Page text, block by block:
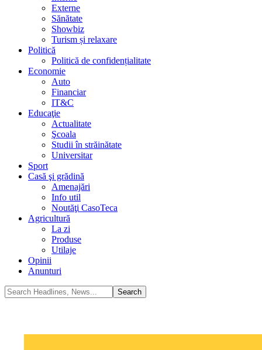
Externe
Sănătate
Showbiz
Turism și relaxare
Politică
Politică de confidențialitate
Economie
Auto
Financiar
IT&C
Educaţie
Actualitate
Şcoala
Studii în străinătate
Universitar
Sport
Casă şi grădină
Amenajări
Info util
Noutăţi CasoTeca
Agricultură
La zi
Produse
Utilaje
Opinii
Anunturi